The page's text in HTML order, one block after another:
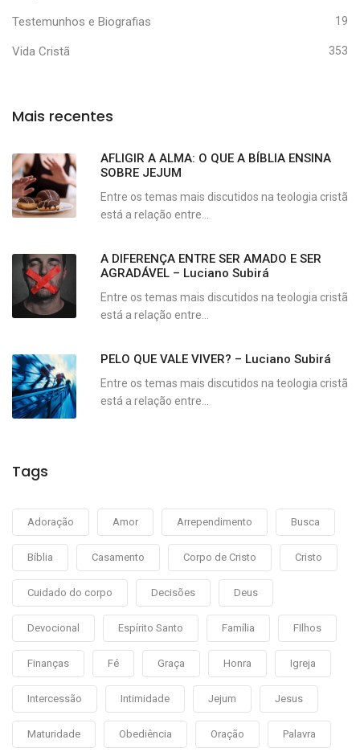
Testemunhos e Biografias 19
Vida Cristã 353
Mais recentes
AFLIGIR A ALMA: O QUE A BÍBLIA ENSINA
SOBRE JEJUM
Entre os temas mais discutidos na teologia cristã
está a relação entre...
A DIFERENÇA ENTRE SER AMADO E SER
AGRADÁVEL – Luciano Subirá
Entre os temas mais discutidos na teologia cristã
está a relação entre...
PELO QUE VALE VIVER? – Luciano Subirá
Entre os temas mais discutidos na teologia cristã
está a relação entre...
Tags
Adoração Amor Arrependimento Busca
Bíblia Casamento Corpo de Cristo Cristo
Cuidado do corpo Decisões Deus
Devocional Espírito Santo Família FIlhos
Finanças Fé Graça Honra Igreja
Intercessão Intimidade Jejum Jesus
Maturidade Obediência Oração Palavra